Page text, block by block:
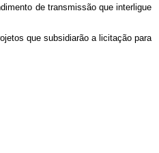
de transmissão que interligue
que subsidiarão a licitação para